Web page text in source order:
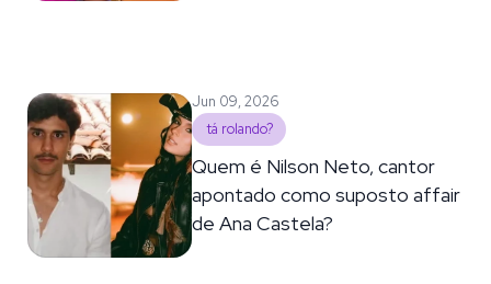
Jun 09, 2026
tá rolando?
Quem é Nilson Neto, cantor
apontado como suposto affair
de Ana Castela?